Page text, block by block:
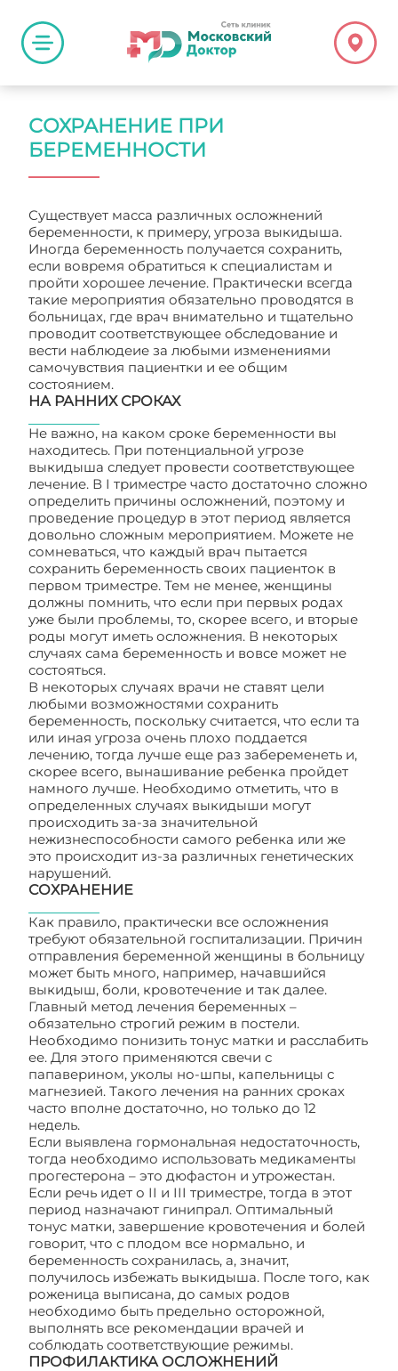
СОХРАНЕНИЕ ПРИ
БЕРЕМЕННОСТИ
Существует масса различных осложнений
беременности, к примеру, угроза выкидыша.
Иногда беременность получается сохранить,
если вовремя обратиться к специалистам и
пройти хорошее лечение. Практически всегда
такие мероприятия обязательно проводятся в
больницах, где врач внимательно и тщательно
проводит соответствующее обследование и
вести наблюдеие за любыми изменениями
самочувствия пациентки и ее общим
состоянием.
НА РАННИХ СРОКАХ
Не важно, на каком сроке беременности вы
находитесь. При потенциальной угрозе
выкидыша следует провести соответствующее
лечение. В I триместре часто достаточно сложно
определить причины осложнений, поэтому и
проведение процедур в этот период является
довольно сложным мероприятием. Можете не
сомневаться, что каждый врач пытается
сохранить беременность своих пациенток в
первом триместре. Тем не менее, женщины
должны помнить, что если при первых родах
уже были проблемы, то, скорее всего, и вторые
роды могут иметь осложнения. В некоторых
случаях сама беременность и вовсе может не
состояться.
В некоторых случаях врачи не ставят цели
любыми возможностями сохранить
беременность, поскольку считается, что если та
или иная угроза очень плохо поддается
лечению, тогда лучше еще раз забеременеть и,
скорее всего, вынашивание ребенка пройдет
намного лучше. Необходимо отметить, что в
определенных случаях выкидыши могут
происходить за-за значительной
нежизнеспособности самого ребенка или же
это происходит из-за различных генетических
нарушений.
СОХРАНЕНИЕ
Как правило, практически все осложнения
требуют обязательной госпитализации. Причин
отправления беременной женщины в больницу
может быть много, например, начавшийся
выкидыш, боли, кровотечение и так далее.
Главный метод лечения беременных –
обязательно строгий режим в постели.
Необходимо понизить тонус матки и расслабить
ее. Для этого применяются свечи с
папаверином, уколы но-шпы, капельницы с
магнезией. Такого лечения на ранних сроках
часто вполне достаточно, но только до 12
недель.
Если выявлена гормональная недостаточность,
тогда необходимо использовать медикаменты
прогестерона – это дюфастон и утрожестан.
Если речь идет о II и III триместре, тогда в этот
период назначают гинипрал. Оптимальный
тонус матки, завершение кровотечения и болей
говорит, что с плодом все нормально, и
беременность сохранилась, а, значит,
получилось избежать выкидыша. После того, как
роженица выписана, до самых родов
необходимо быть предельно осторожной,
выполнять все рекомендации врачей и
соблюдать соответствующие режимы.
ПРОФИЛАКТИКА ОСЛОЖНЕНИЙ